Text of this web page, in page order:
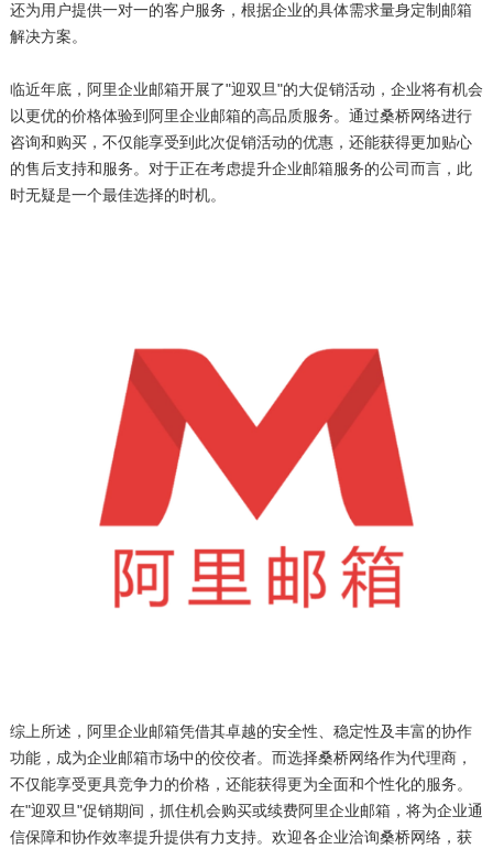
还为用户提供一对一的客户服务，根据企业的具体需求量身定制邮箱
解决方案。
临近年底，阿里企业邮箱开展了"迎双旦"的大促销活动，企业将有机会
以更优的价格体验到阿里企业邮箱的高品质服务。通过桑桥网络进行
咨询和购买，不仅能享受到此次促销活动的优惠，还能获得更加贴心
的售后支持和服务。对于正在考虑提升企业邮箱服务的公司而言，此
时无疑是一个最佳选择的时机。
综上所述，阿里企业邮箱凭借其卓越的安全性、稳定性及丰富的协作
功能，成为企业邮箱市场中的佼佼者。而选择桑桥网络作为代理商，
不仅能享受更具竞争力的价格，还能获得更为全面和个性化的服务。
在"迎双旦"促销期间，抓住机会购买或续费阿里企业邮箱，将为企业通
信保障和协作效率提升提供有力支持。欢迎各企业洽询桑桥网络，获